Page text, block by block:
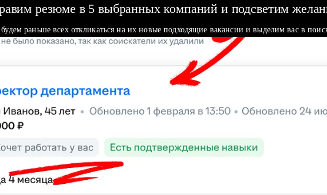
резюме в 5 выбранных компаний и подсветим
раньше всех откликаться на их новые подходящие вакансии и выделим вас в